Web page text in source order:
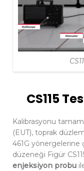
CS115
Kalibrasyonu
(EUT), toprak
461G yönergelerine
düzeneği Figür
enjeksiyon probu